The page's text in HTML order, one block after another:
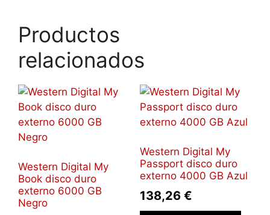
Productos
relacionados
Western Digital My
Book disco duro
externo 6000 GB
Negro
Western Digital My
Passport disco duro
externo 4000 GB Azul
138,26 €